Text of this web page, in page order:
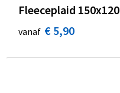
Fleeceplaid
vanaf € 5,90